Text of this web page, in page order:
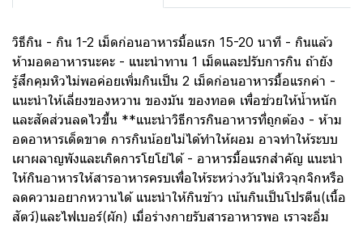
วิธีกิน - กิน 1-2 เม็ดก่อนอาหารมื้อแรก 15-20 นาที - กินแล้ว
ห้ามอดอาหารนะคะ - แนะนำทาน 1 เม็ดและปรับการกิน ถ้ายัง
รู้สึกคุมหิวไม่พอค่อยเพิ่มกินเป็น 2 เม็ดก่อนอาหารมื้อแรกค่า -
แนะนำให้เลี่ยงของหวาน ของมัน ของทอด เพื่อช่วยให้น้ำหนัก
และสัดส่วนลดไวขึ้น **แนะนำวิธีการกินอาหารที่ถูกต้อง - ห้าม
อดอาหารเด็ดขาด การกินน้อยไม่ได้ทำให้ผอม อาจทำให้ระบบ
เผาผลาญพังและเกิดการโยโย่ได้ - อาหารมื้อแรกสำคัญ แนะนำ
ให้กินอาหารให้สารอาหารครบเพื่อให้ระหว่างวันไม่หิวจุกจิกหรือ
ลดความอยากหวานได้ แนะนำให้กินข้าว เน้นกินเป็นโปรตีน(เนื้อ
สัตว์)และไฟเบอร์(ผัก) เมื่อร่างกายรับสารอาหารพอ เราจะอิ่ม